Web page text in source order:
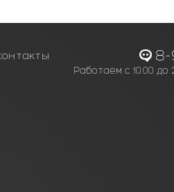
8-
Работаем с 10.00 до